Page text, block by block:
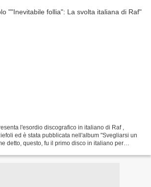
l'esordio discografico in italiano di Raf ,
ed è stata pubblicata nell'album "Svegliarsi un
detto, questo, fu il primo disco in italiano per